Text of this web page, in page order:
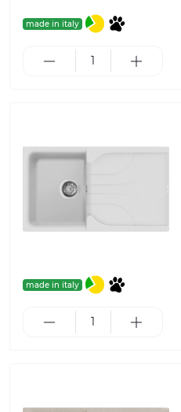
made in italy
made in italy